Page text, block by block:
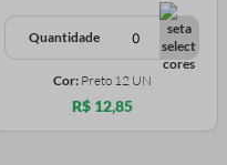
Quantidade
Cor: Preto 12 UN
R$ 12,85